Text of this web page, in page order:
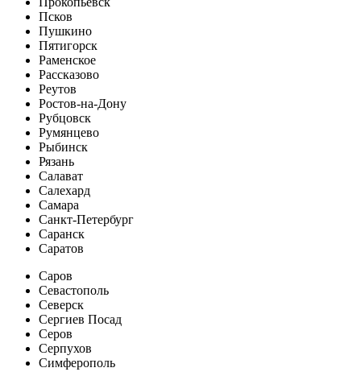
Псков
Пушкино
Пятигорск
Раменское
Рассказово
Реутов
Ростов-на-Дону
Рубцовск
Румянцево
Рыбинск
Рязань
Салават
Салехард
Самара
Санкт-Петербург
Саранск
Саратов
Саров
Севастополь
Северск
Сергиев Посад
Серов
Серпухов
Симферополь